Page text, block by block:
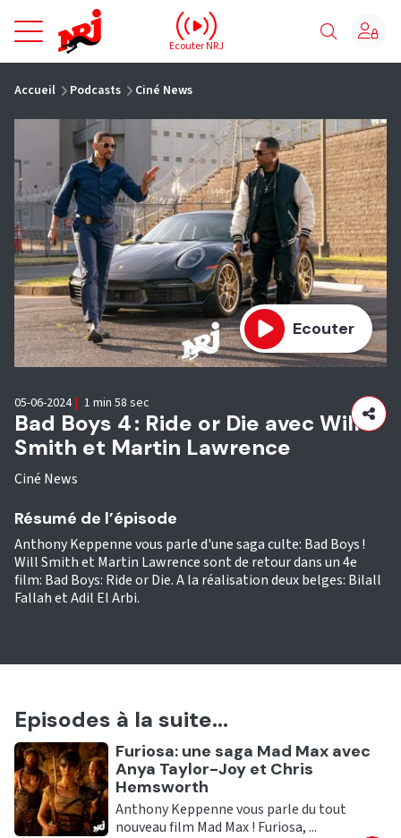
NRJ - Accueil
Ecouter NRJ
Accueil Podcasts Ciné News
Ecouter
Bad Boys 4 : Ride or Die avec Will
Smith et Martin Lawrence
Ciné News
05-06-2024 | 1 min 58 sec
Résumé de l’épisode
Anthony Keppenne vous parle d'une saga culte: Bad Boys !
Will Smith et Martin Lawrence sont de retour dans un 4e
film: Bad Boys: Ride or Die. A la réalisation deux belges: Bilall
Fallah et Adil El Arbi.
Episodes à la suite...
Ecouter
Furiosa: une saga Mad Max avec
Anya Taylor-Joy et Chris
Hemsworth
Anthony Keppenne vous parle du tout
nouveau film Mad Max ! Furiosa, ...